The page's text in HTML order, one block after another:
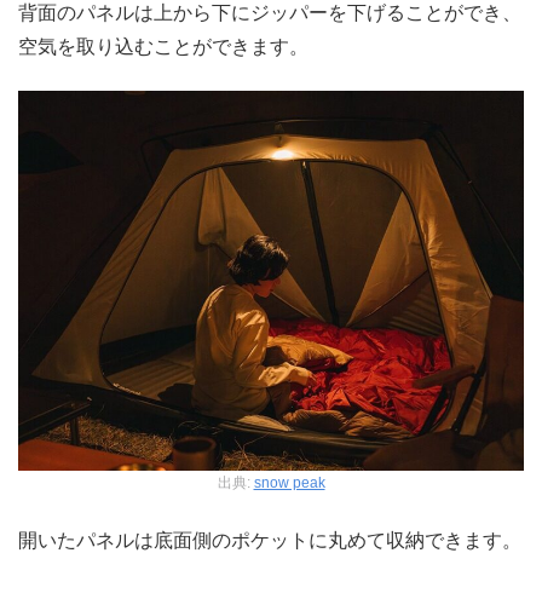
背面のパネルは上から下にジッパーを下げることができ、
空気を取り込むことができます。
出典: snow peak
開いたパネルは底面側のポケットに丸めて収納できます。